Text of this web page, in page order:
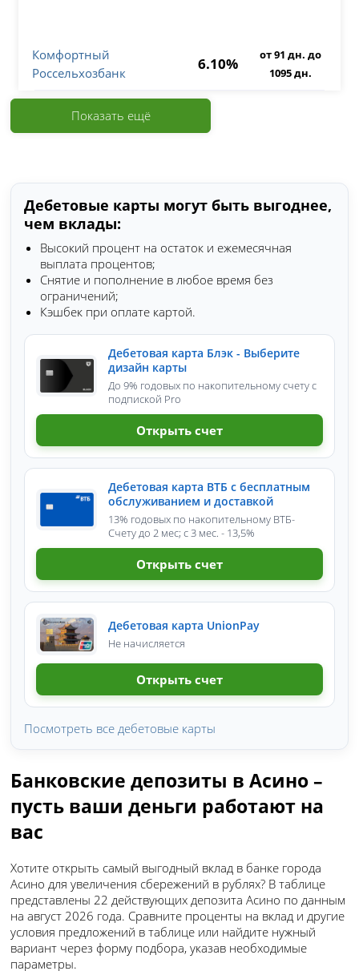
Комфортный
Россельхозбанк
6.10%
от 91 дн. до
1095 дн.
Показать ещё
Дебетовые карты могут быть выгоднее,
чем вклады:
Высокий процент на остаток и ежемесячная
выплата процентов;
Снятие и пополнение в любое время без
ограничений;
Кэшбек при оплате картой.
Дебетовая карта Блэк - Выберите
дизайн карты
До 9% годовых по накопительному счету с
подпиской Pro
Открыть счет
Дебетовая карта ВТБ с бесплатным
обслуживанием и доставкой
13% годовых по накопительному ВТБ-
Счету до 2 мес; с 3 мес. - 13,5%
Открыть счет
Дебетовая карта UnionPay
Не начисляется
Открыть счет
Посмотреть все дебетовые карты
Банковские депозиты в Асино –
пусть ваши деньги работают на
вас
Хотите открыть самый выгодный вклад в банке города
Асино для увеличения сбережений в рублях? В таблице
представлены 22 действующих депозита Асино по данным
на август 2026 года. Сравните проценты на вклад и другие
условия предложений в таблице или найдите нужный
вариант через форму подбора, указав необходимые
параметры.